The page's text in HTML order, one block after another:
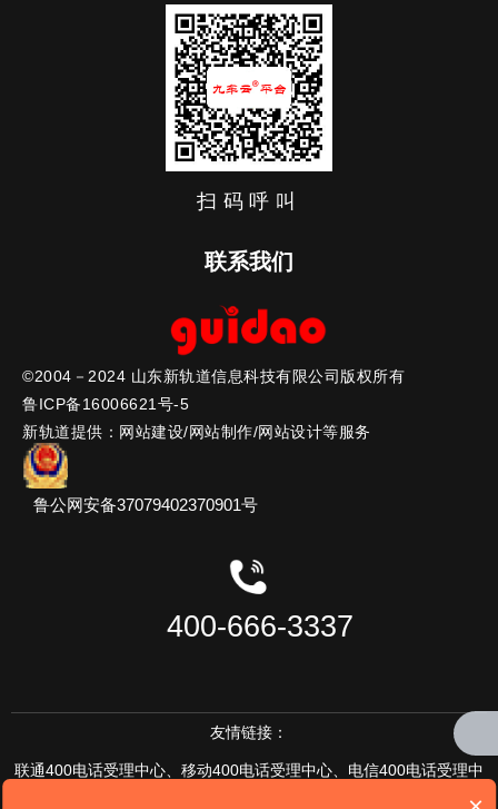
找不到任何内容
扫码呼叫
联系我们
传真：0536-5170133
网址：www.xinguidao.cn
邮编：261071
地址：潍坊高新区健康东街10179号
总经理直通专线：15615666161
(周一至周五10:00-11:00)
©2004－2024 山东新轨道信息科技有限公司版权所有
鲁ICP备16006621号-5
新轨道提供：网站建设/网站制作/网站设计等服务
鲁公网安备37079402370901号
400-666-3337
友情链接：
联通400电话受理中心 移动400电话受理中心、 电信400电话受理中